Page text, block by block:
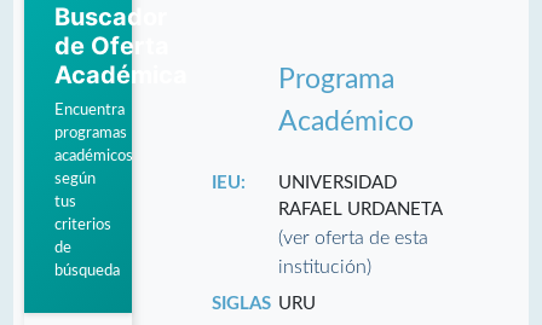
Buscador
de Oferta
Académica
Encuentra
programas
académicos
según
tus
criterios
de
búsqueda
Programa
Académico
IEU:
UNIVERSIDAD
RAFAEL URDANETA
(ver oferta de esta
institución)
SIGLAS URU